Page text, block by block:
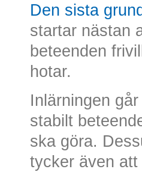
Den sista
startar nästan
beteenden
hotar.
Inlärningen
stabilt
ska göra.
tycker även